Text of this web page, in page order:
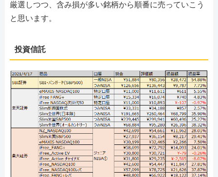
厳選しつつ、含み損が多い銘柄から順番に売っていこう
と思います。
投資信託